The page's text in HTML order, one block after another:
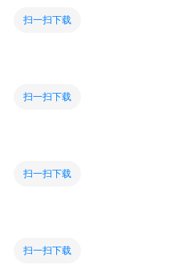
扫一扫下载
扫一扫下载
扫一扫下载
扫一扫下载